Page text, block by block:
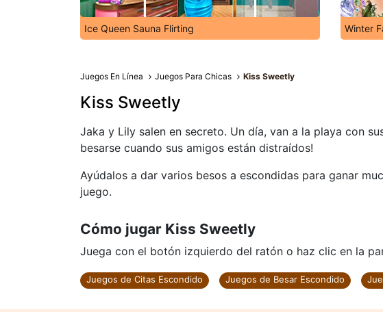
Ice Queen Sauna Flirting Winter
Juegos En Línea Juegos Para Chicas Kiss Sweetly
Kiss Sweetly
Jaka y Lily salen en secreto. Un día, van a la playa con
besarse cuando sus amigos están distraídos!
Ayúdalos a dar varios besos a escondidas para ganar
juego.
Cómo jugar Kiss Sweetly
Juega con el botón izquierdo del ratón o haz clic en la
Juegos de Citas Escondido Juegos de Besar Escondido